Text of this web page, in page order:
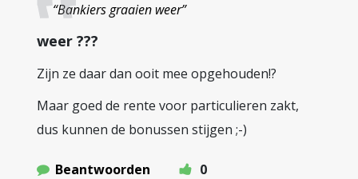
“Bankiers graaien weer”
weer ???
Zijn ze daar dan ooit mee opgehouden!?
Maar goed de rente voor particulieren zakt,
dus kunnen de bonussen stijgen ;-)
Beantwoorden
0